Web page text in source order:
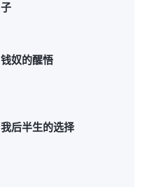
子
钱奴的醒悟
我后半生的选择